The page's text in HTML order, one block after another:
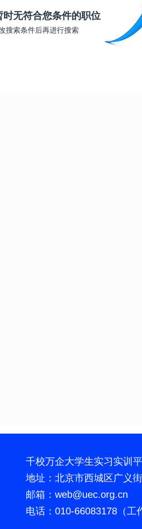
时无符合您条件的职位
搜索条件后再进行搜索
千校万企大学生实习实训
地址：北京市西城区广义
邮箱：web@uec.org.cn
电话：010-66083178（工